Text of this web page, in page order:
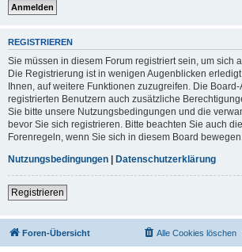
REGISTRIEREN
Sie müssen in diesem Forum registriert sein, um sich
Die Registrierung ist in wenigen Augenblicken
Ihnen, auf weitere Funktionen zuzugreifen. Die
registrierten Benutzern auch zusätzliche
Sie bitte unsere Nutzungsbedingungen und die
bevor Sie sich registrieren. Bitte beachten Sie auch
Forenregeln, wenn Sie sich in diesem Board bewegen.
Nutzungsbedingungen | Datenschutzerklärung
Registrieren
Foren-Übersicht Alle Cookies löschen